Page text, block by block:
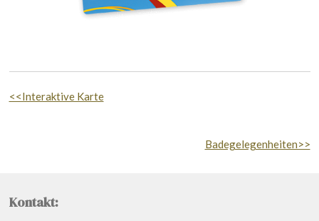
<<Interaktive Karte
Badegelegenheiten>>
Kontakt: